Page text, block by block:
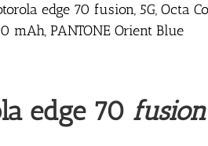
edge 70 fusion, 5G, Octa
mAh, PANTONE Orient Blue
edge 70 fusion